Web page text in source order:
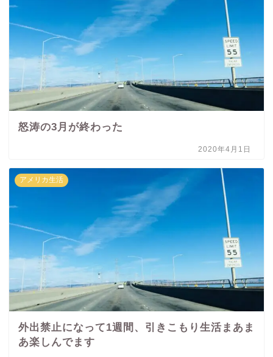
怒涛の3月が終わった
2020年4月1日
アメリカ生活
外出禁止になって1週間、引きこもり生活まあま
あ楽しんでます